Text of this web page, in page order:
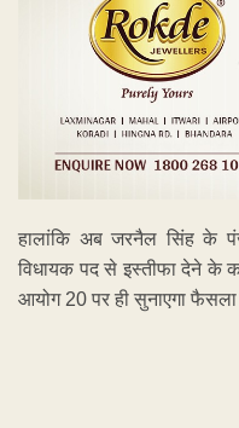
हालांकि अब जरनैल सिंह के
विधायक पद से ‌इस्तीफा देने के
आयोग 20 पर ही सुनाएगा